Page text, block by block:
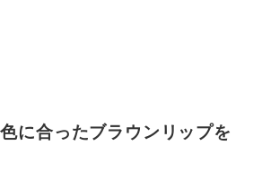
色に合ったブラウンリップを